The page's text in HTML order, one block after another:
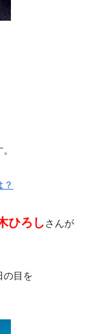
ひろし さんが
の目を